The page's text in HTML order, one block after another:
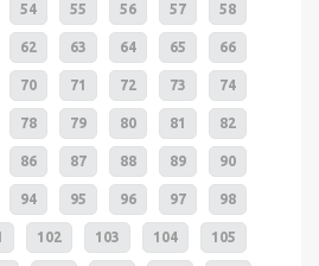
54 55 56 57 58
62 63 64 65 66
70 71 72 73 74
78 79 80 81 82
86 87 88 89 90
94 95 96 97 98
102 103 104 105